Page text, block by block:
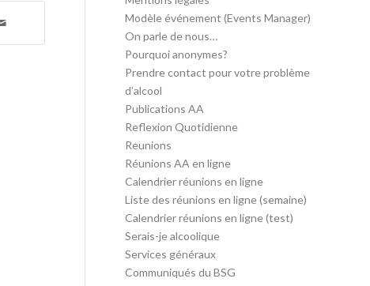
Modèle événement (Events Manager)
On parle de nous…
Pourquoi anonymes?
Prendre contact pour votre problème
d’alcool
Publications AA
Reflexion Quotidienne
Reunions
Réunions AA en ligne
Calendrier réunions en ligne
Liste des réunions en ligne (semaine)
Calendrier réunions en ligne (test)
Serais-je alcoolique
Services généraux
Communiqués du BSG